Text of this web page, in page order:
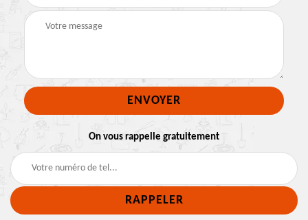
On vous rappelle gratuitement